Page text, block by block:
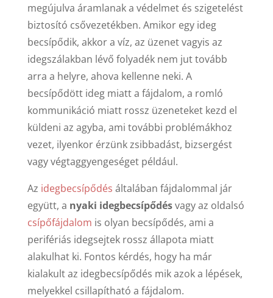
megújulva áramlanak a védelmet és szigetelést
biztosító csővezetékben. Amikor egy ideg
becsípődik, akkor a víz, az üzenet vagyis az
idegszálakban lévő folyadék nem jut tovább
arra a helyre, ahova kellenne neki. A
becsípődött ideg miatt a fájdalom, a romló
kommunikáció miatt rossz üzeneteket kezd el
küldeni az agyba, ami további problémákhoz
vezet, ilyenkor érzünk zsibbadást, bizsergést
vagy végtaggyengeséget például.
Az idegbecsípődés általában fájdalommal jár
együtt, a nyaki idegbecsípődésvagy az oldalsó
csípőfájdalom is olyan becsípődés, ami a
perifériás idegsejtek rossz állapota miatt
alakulhat ki. Fontos kérdés, hogy ha már
kialakult az idegbecsípődés mik azok a lépések,
melyekkel csillapítható a fájdalom.